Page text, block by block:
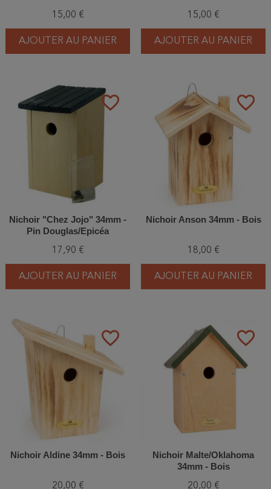
15,00 €
AJOUTER AU PANIER
15,00 €
AJOUTER AU PANIER
favorite_border
Nichoir "Chez Jojo" 34mm -
Pin Douglas/Epicéa
17,90 €
AJOUTER AU PANIER
favorite_border
Nichoir Anson 34mm - Bois
18,00 €
AJOUTER AU PANIER
favorite_border
Nichoir Aldine 34mm - Bois
20,00 €
favorite_border
Nichoir Malte/Oklahoma
34mm - Bois
20,00 €